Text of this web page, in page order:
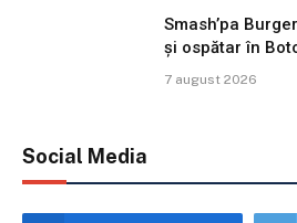
Smash’pa
și ospătar în
7 august 2026
Social Media